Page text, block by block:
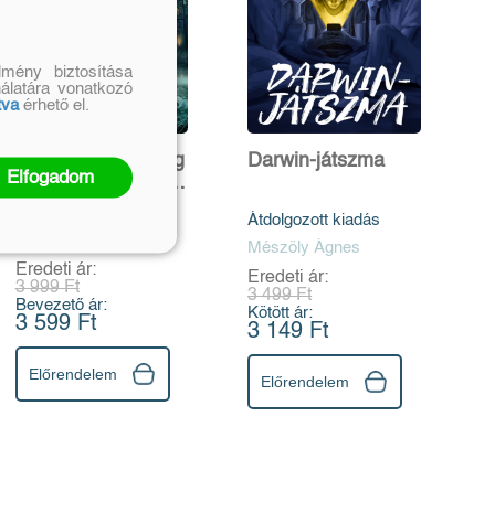
Nightmore - A világ
legvérfagyasztóbb
sulija
Eredeti ár:
3 999 Ft
Bevezető ár:
3 599 Ft
Előrendelem
Darwin-játszma
Átdolgozott kiadás
Mészöly Ágnes
Eredeti ár:
3 499 Ft
Kötött ár:
3 149 Ft
Előrendelem
biztosítása
vonatkozó
érhető el.
Elfogadom